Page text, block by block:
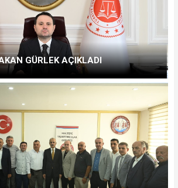
GÜRLEK AÇIKLADI